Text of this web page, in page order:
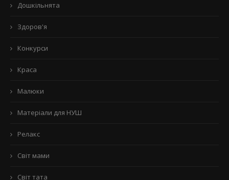
Дошкільнята
Здоров'я
Конкурси
Краса
Малюки
Матеріали для НУШ
Релакс
Світ мами
Світ тата